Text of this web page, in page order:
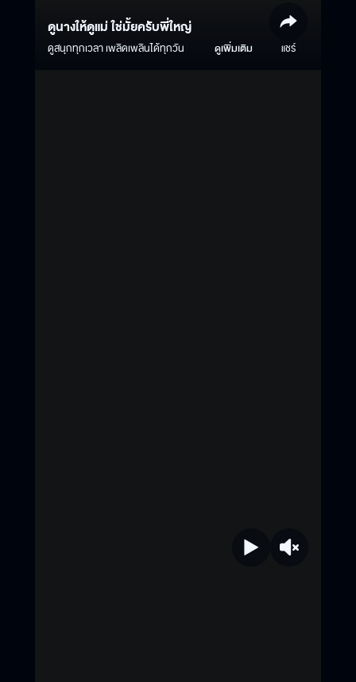
ดูนางให้ดูแม่ ใช่มั้ยครับพี่ใหญ่
ดูสนุกทุกเวลา เพลิดเพลินได้ทุกวัน ดูเพิ่มเติม แชร์